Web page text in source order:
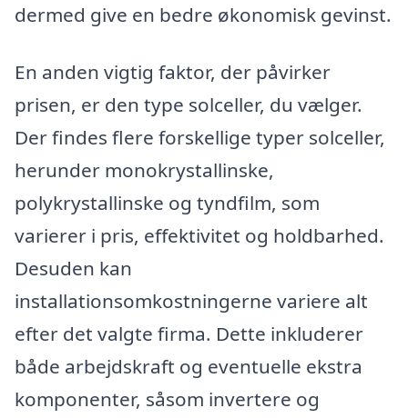
dermed give en bedre økonomisk gevinst.
En anden vigtig faktor, der påvirker
prisen, er den type solceller, du vælger.
Der findes flere forskellige typer solceller,
herunder monokrystallinske,
polykrystallinske og tyndfilm, som
varierer i pris, effektivitet og holdbarhed.
Desuden kan
installationsomkostningerne variere alt
efter det valgte firma. Dette inkluderer
både arbejdskraft og eventuelle ekstra
komponenter, såsom invertere og